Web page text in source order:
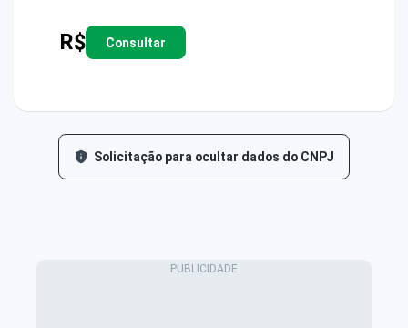
R$ Consultar
Solicitação para ocultar dados do CNPJ